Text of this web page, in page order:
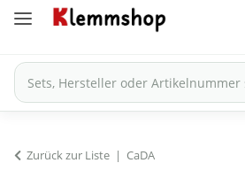
Zurück zur Liste CaDA